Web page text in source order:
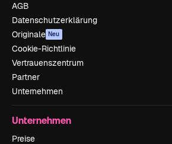
AGB
Datenschutzerklärung
Originale Neu
Cookie-Richtlinie
Vertrauenszentrum
Partner
Unternehmen
Unternehmen
Preise